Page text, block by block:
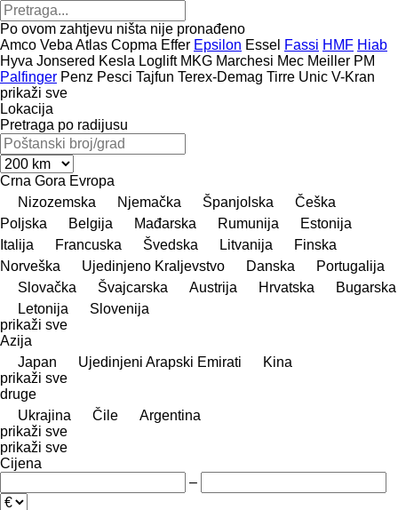
Po ovom zahtjevu ništa nije pronađeno
Amco Veba Atlas Copma Effer Epsilon Essel Fassi HMF Hiab
Hyva Jonsered Kesla Loglift MKG Marchesi Mec Meiller PM
Palfinger Penz Pesci Tajfun Terex-Demag Tirre Unic V-Kran
prikaži sve
Lokacija
Pretraga po radijusu
Crna Gora Evropa
Nizozemska
Njemačka Španjolska
Češka
Poljska
Belgija Mađarska Rumunija
Estonija
Italija
Francuska Švedska Litvanija
Finska
Norveška
Ujedinjeno Kraljevstvo Danska
Portugalija
Slovačka
Švајcarska Austrija Hrvatska
Bugarska
Letonija
Slovenija
prikaži sve
Azija
Japan
Ujedinjeni Arapski Emirati
Kina
prikaži sve
druge
Ukrajina
Čile
Argentina
prikaži sve
prikaži sve
Cijena
–